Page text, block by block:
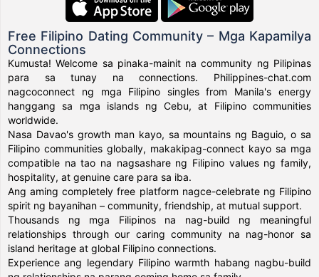
Free Filipino Dating Community – Mga Kapamilya
Connections
Kumusta! Welcome sa pinaka-mainit na community ng Pilipinas
para sa tunay na connections. Philippines-chat.com
nagcoconnect ng mga Filipino singles from Manila's energy
hanggang sa mga islands ng Cebu, at Filipino communities
worldwide.
Nasa Davao's growth man kayo, sa mountains ng Baguio, o sa
Filipino communities globally, makakipag-connect kayo sa mga
compatible na tao na nagsashare ng Filipino values ng family,
hospitality, at genuine care para sa iba.
Ang aming completely free platform nagce-celebrate ng Filipino
spirit ng bayanihan – community, friendship, at mutual support.
Thousands ng mga Filipinos na nag-build ng meaningful
relationships through our caring community na nag-honor sa
island heritage at global Filipino connections.
Experience ang legendary Filipino warmth habang nagbu-build